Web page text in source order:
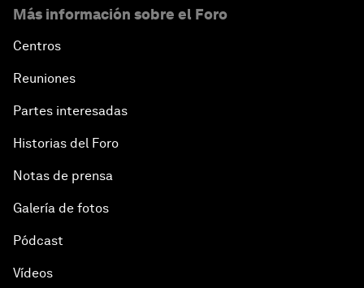
Más información sobre el Foro
Centros
Reuniones
Partes interesadas
Historias del Foro
Notas de prensa
Galería de fotos
Pódcast
Vídeos